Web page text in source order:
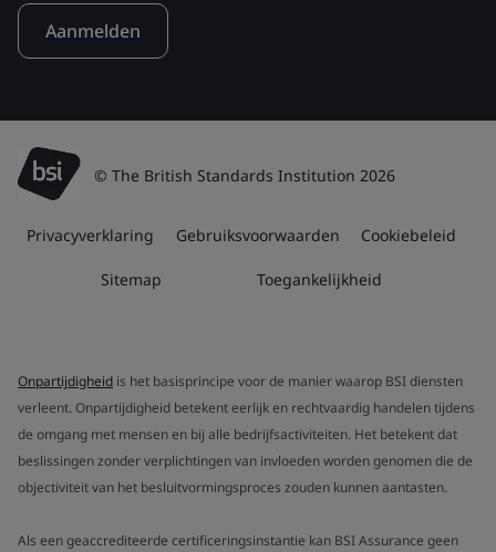
Aanmelden
© The British Standards Institution 2026
Privacyverklaring Gebruiksvoorwaarden Cookiebeleid
Sitemap Toegankelijkheid
Onpartijdigheid is het basisprincipe voor de manier waarop BSI diensten
verleent. Onpartijdigheid betekent eerlijk en rechtvaardig handelen tijdens
de omgang met mensen en bij alle bedrijfsactiviteiten. Het betekent dat
beslissingen zonder verplichtingen van invloeden worden genomen die de
objectiviteit van het besluitvormingsproces zouden kunnen aantasten.
Als een geaccrediteerde certificeringsinstantie kan BSI Assurance geen